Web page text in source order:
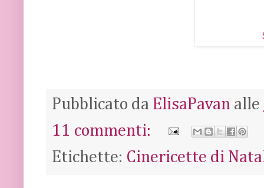
Pubblicato da ElisaPavan alle
11 commenti:
Etichette: Cinericette di